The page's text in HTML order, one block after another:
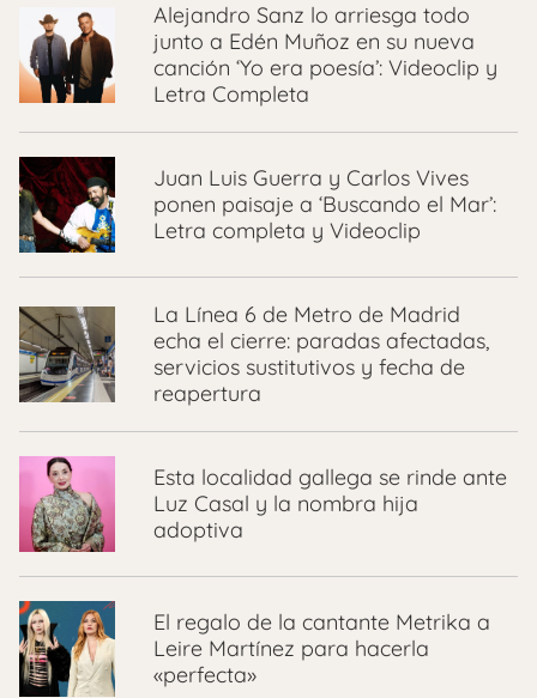
Alejandro Sanz lo arriesga todo
junto a Edén Muñoz en su nueva
canción ‘Yo era poesía’: Videoclip y
Letra Completa
Juan Luis Guerra y Carlos Vives
ponen paisaje a ‘Buscando el Mar’:
Letra completa y Videoclip
La Línea 6 de Metro de Madrid
echa el cierre: paradas afectadas,
servicios sustitutivos y fecha de
reapertura
Esta localidad gallega se rinde ante
Luz Casal y la nombra hija
adoptiva
El regalo de la cantante Metrika a
Leire Martínez para hacerla
«perfecta»